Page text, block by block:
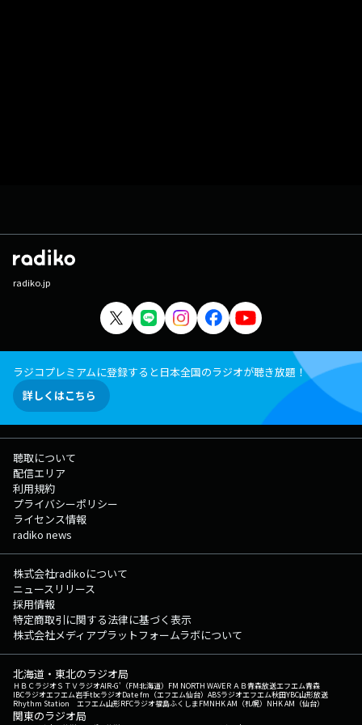
radiko.jp
ラジコプレミアムに登録すると日本全国のラジオが聴き放題！
詳しくはこちら
聴取について
配信エリア
利用規約
プライバシーポリシー
ライセンス情報
radiko news
株式会社radikoについて
ニュースリリース
採用情報
特定商取引に関する法律に基づく表示
株式会社メディアプラットフォームラボについて
北海道・東北のラジオ局
ＨＢＣラジオＳＴＶラジオAIR-G'（FM北海道） FM NORTH WAVEＲＡＢ青森放送エフエム青森
IBCラジオエフエム岩手tbcラジオDate fm（エフエム仙台） ABSラジオエフエム秋田YBC山形放送
Rhythm Station エフエム山形RFCラジオ福島ふくしまFMNHK AM（札幌） NHK AM（仙台）
関東のラジオ局